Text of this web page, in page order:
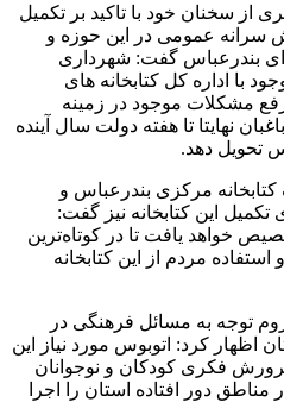
از سخنان خود با تاکید بر تکمیل
سرانه عمومی در این حوزه و
بندرعباس گفت: شهرداری
با اداره کل کتابخانه های
مشکلات موجود در زمینه
نهایتا تا هفته دولت سال آینده
تحویل دهد.
کتابخانه مرکزی بندرعباس و
این کتابخانه نیز گفت:
خواهد یافت تا در کوتاه‌ترین
مردم از این کتابخانه
توجه به مسائل فرهنگی در
اظهار کرد: اتوبوس مورد نیاز این
فکری کودکان و نوجوانان
دور افتاده استان را اجرا